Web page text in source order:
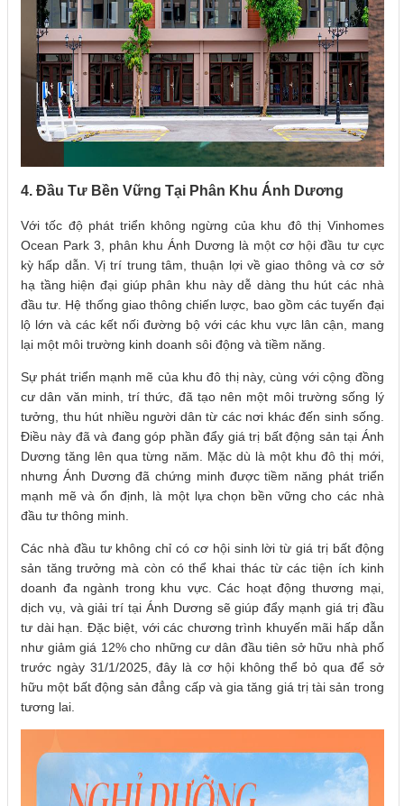
4. Đầu Tư Bền Vững Tại Phân Khu Ánh Dương
Với tốc độ phát triển không ngừng của khu đô thị Vinhomes
Ocean Park 3, phân khu Ánh Dương là một cơ hội đầu tư cực
kỳ hấp dẫn. Vị trí trung tâm, thuận lợi về giao thông và cơ sở
hạ tầng hiện đại giúp phân khu này dễ dàng thu hút các nhà
đầu tư. Hệ thống giao thông chiến lược, bao gồm các tuyến đại
lộ lớn và các kết nối đường bộ với các khu vực lân cận, mang
lại một môi trường kinh doanh sôi động và tiềm năng.
Sự phát triển mạnh mẽ của khu đô thị này, cùng với cộng đồng
cư dân văn minh, trí thức, đã tạo nên một môi trường sống lý
tưởng, thu hút nhiều người dân từ các nơi khác đến sinh sống.
Điều này đã và đang góp phần đẩy giá trị bất động sản tại Ánh
Dương tăng lên qua từng năm. Mặc dù là một khu đô thị mới,
nhưng Ánh Dương đã chứng minh được tiềm năng phát triển
mạnh mẽ và ổn định, là một lựa chọn bền vững cho các nhà
đầu tư thông minh.
Các nhà đầu tư không chỉ có cơ hội sinh lời từ giá trị bất động
sản tăng trưởng mà còn có thể khai thác từ các tiện ích kinh
doanh đa ngành trong khu vực. Các hoạt động thương mại,
dịch vụ, và giải trí tại Ánh Dương sẽ giúp đẩy mạnh giá trị đầu
tư dài hạn. Đặc biệt, với các chương trình khuyến mãi hấp dẫn
như giảm giá 12% cho những cư dân đầu tiên sở hữu nhà phố
trước ngày 31/1/2025, đây là cơ hội không thể bỏ qua để sở
hữu một bất động sản đẳng cấp và gia tăng giá trị tài sản trong
tương lai.